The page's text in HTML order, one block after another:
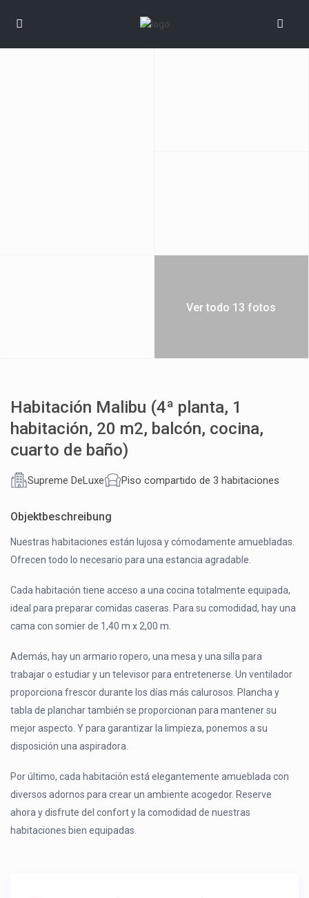
Ver todo 13 fotos
Habitación Malibu (4ª planta, 1
habitación, 20 m2, balcón, cocina,
cuarto de baño)
Supreme DeLuxe Piso compartido de 3 habitaciones
Objektbeschreibung
Nuestras habitaciones están lujosa y cómodamente amuebladas.
Ofrecen todo lo necesario para una estancia agradable.
Cada habitación tiene acceso a una cocina totalmente equipada,
ideal para preparar comidas caseras. Para su comodidad, hay una
cama con somier de 1,40 m x 2,00 m.
Además, hay un armario ropero, una mesa y una silla para
trabajar o estudiar y un televisor para entretenerse. Un ventilador
proporciona frescor durante los días más calurosos. Plancha y
tabla de planchar también se proporcionan para mantener su
mejor aspecto. Y para garantizar la limpieza, ponemos a su
disposición una aspiradora.
Por último, cada habitación está elegantemente amueblada con
diversos adornos para crear un ambiente acogedor. Reserve
ahora y disfrute del confort y la comodidad de nuestras
habitaciones bien equipadas.